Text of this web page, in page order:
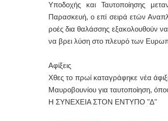
Υποδοχής και Ταυτοποίησης
Παρασκευή, ο επί σειρά ετών
ροές δια θαλάσσης εξακολουθούν
να βρει λύση στο πλευρό των
Αφίξεις
Χθες το πρωί καταγράφηκε νέα
Μαυροβουνίου για ταυτοποίηση,
Η ΣΥΝΕΧΕΙΑ ΣΤΟΝ ΕΝΤΥΠΟ "Δ"